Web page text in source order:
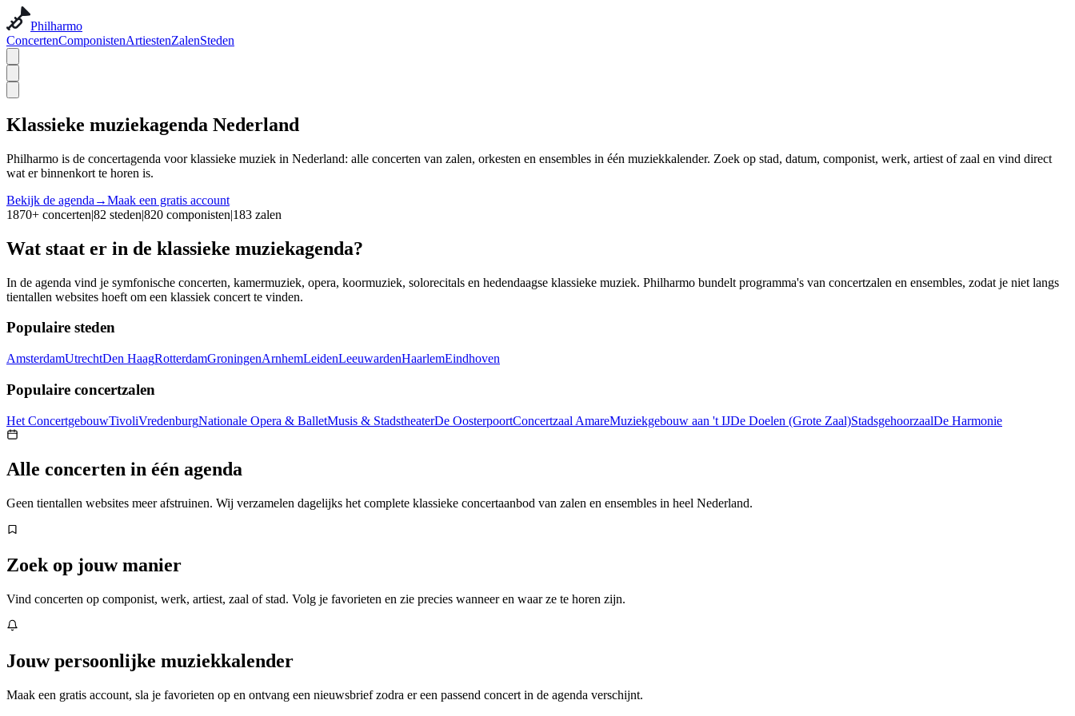
Philharmo
ConcertenComponistenArtiestenZalenSteden
Klassieke muziekagenda Nederland
Philharmo is de concertagenda voor klassieke muziek in Nederland: alle concerten van zalen, orkesten en ensembles in één muziekkalender. Zoek op stad, datum, componist, werk, artiest of zaal en vind direct
wat er binnenkort te horen is.
Bekijk de agenda →Maak een gratis account
1870+ concerten|82 steden|820 componisten|183 zalen
Wat staat er in de klassieke muziekagenda?
In de agenda vind je symfonische concerten, kamermuziek, opera, koormuziek, solorecitals en hedendaagse klassieke muziek. Philharmo bundelt programma's van concertzalen en ensembles, zodat je niet langs
tientallen websites hoeft om een klassiek concert te vinden.
Populaire steden
AmsterdamUtrechtDen HaagRotterdamGroningenArnhemLeidenLeeuwardenHaarlemEindhoven
Populaire concertzalen
Het ConcertgebouwTivoliVredenburgNationale Opera & BalletMusis & StadstheaterDe OosterpoortConcertzaal AmareMuziekgebouw aan 't IJDe Doelen (Grote Zaal)StadsgehoorzaalDe Harmonie
Alle concerten in één agenda
Geen tientallen websites meer afstruinen. Wij verzamelen dagelijks het complete klassieke concertaanbod van zalen en ensembles in heel Nederland.
Zoek op jouw manier
Vind concerten op componist, werk, artiest, zaal of stad. Volg je favorieten en zie precies wanneer en waar ze te horen zijn.
Jouw persoonlijke muziekkalender
Maak een gratis account, sla je favorieten op en ontvang een nieuwsbrief zodra er een passend concert in de agenda verschijnt.